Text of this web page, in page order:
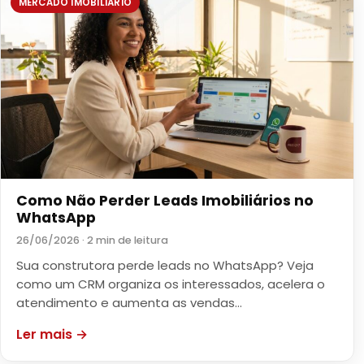
Como Não Perder Leads Imobiliários no
WhatsApp
26/06/2026 · 2 min de leitura
Sua construtora perde leads no WhatsApp? Veja
como um CRM organiza os interessados, acelera o
atendimento e aumenta as vendas…
Ler mais →